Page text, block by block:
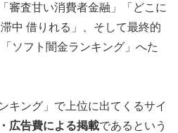
審査甘い消費者金融」「どこに
中 借りれる」、そして最終的
ソフト闇金ランキング」へた
キング」で上位に出てくるサイ
広告費による掲載であるという